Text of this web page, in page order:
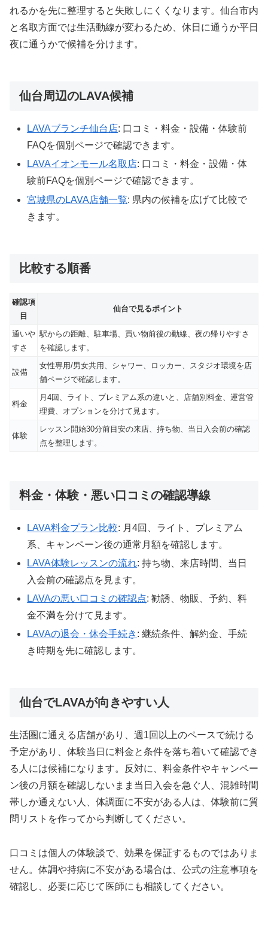
れるかを先に整理すると失敗しにくくなります。仙台市内
と名取方面では生活動線が変わるため、休日に通うか平日
夜に通うかで候補を分けます。
仙台周辺のLAVA候補
LAVAブランチ仙台店: 口コミ・料金・設備・体験前
FAQを個別ページで確認できます。
LAVAイオンモール名取店: 口コミ・料金・設備・体
験前FAQを個別ページで確認できます。
宮城県のLAVA店舗一覧: 県内の候補を広げて比較で
きます。
比較する順番
確認項
目
仙台で見るポイント
通いや
すさ
駅からの距離、駐車場、買い物前後の動線、夜の帰りやすさ
を確認します。
設備
女性専用/男女共用、シャワー、ロッカー、スタジオ環境を店
舗ページで確認します。
料金
月4回、ライト、プレミアム系の違いと、店舗別料金、運営管
理費、オプションを分けて見ます。
体験
レッスン開始30分前目安の来店、持ち物、当日入会前の確認
点を整理します。
料金・体験・悪い口コミの確認導線
LAVA料金プラン比較: 月4回、ライト、プレミアム
系、キャンペーン後の通常月額を確認します。
LAVA体験レッスンの流れ: 持ち物、来店時間、当日
入会前の確認点を見ます。
LAVAの悪い口コミの確認点: 勧誘、物販、予約、料
金不満を分けて見ます。
LAVAの退会・休会手続き : 継続条件、解約金、手続
き時期を先に確認します。
仙台でLAVAが向きやすい人
生活圏に通える店舗があり、週1回以上のペースで続ける
予定があり、体験当日に料金と条件を落ち着いて確認でき
る人には候補になります。反対に、料金条件やキャンペー
ン後の月額を確認しないまま当日入会を急ぐ人、混雑時間
帯しか通えない人、体調面に不安がある人は、体験前に質
問リストを作ってから判断してください。
口コミは個人の体験談で、効果を保証するものではありま
せん。体調や持病に不安がある場合は、公式の注意事項を
確認し、必要に応じて医師にも相談してください。